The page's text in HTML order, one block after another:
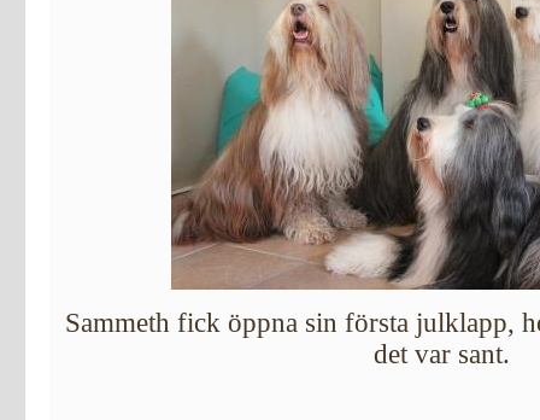
Sammeth fick öppna sin första julklapp,
det var sant.